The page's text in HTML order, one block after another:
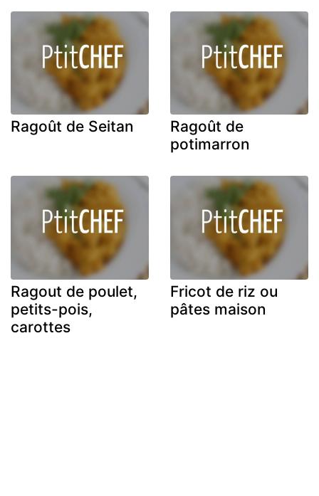
Ragoût de Seitan
Ragoût de
potimarron
Ragout de poulet,
petits-pois,
carottes
Fricot de riz ou
pâtes maison